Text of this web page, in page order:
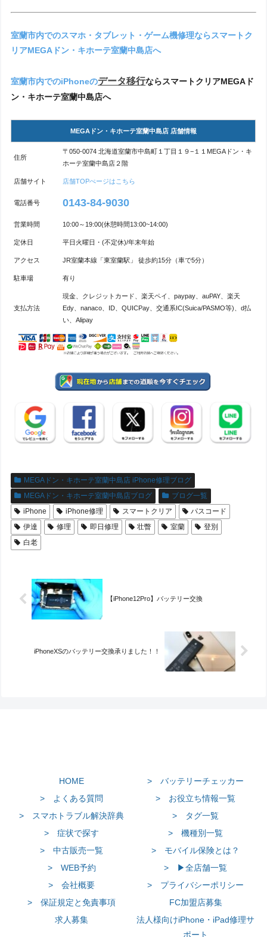
室蘭市内でのスマホ・タブレット・ゲーム機修理ならスマートク
リアMEGAドン・キホーテ室蘭中島店へ
室蘭市内でのiPhoneのデータ移行ならスマートクリアMEGAド
ン・キホーテ室蘭中島店へ
MEGAドン・キホーテ室蘭中島店 店舗情報
住所
〒050-0074 北海道室蘭市中島町１丁目１９−１１MEGAドン・キ
ホーテ室蘭中島店２階
店舗サイト 店舗TOPぺージはこちら
電話番号 0143-84-9030
営業時間 10:00～19:00(休憩時間13:00~14:00)
定休日 平日火曜日・(不定休)/年末年始
アクセス JR室蘭本線「東室蘭駅」 徒歩約15分（車で5分）
駐車場 有り
支払方法
現金、クレジットカード、楽天ペイ、paypay、auPAY、楽天
Edy、nanaco、ID、QUICPay、交通系IC(Suica/PASMO等)、d払
い、Alipay
MEGAドン・キホーテ室蘭中島店 iPhone修理ブログ
MEGAドン・キホーテ室蘭中島店ブログ
ブログ一覧
iPhone
iPhone修理 スマートクリア
パスコード
伊達
修理 即日修理 壮瞥 室蘭
登別
白老
【iPhone12Pro】バッテリー交換
iPhoneXSのバッテリー交換承りました！！
HOME
> バッテリーチェッカー
> よくある質問
> お役立ち情報一覧
> スマホトラブル解決辞典
> タグ一覧
> 症状で探す
> 機種別一覧
> 中古販売一覧
> モバイル保険とは？
> WEB予約
> ▶全店舗一覧
> 会社概要
> プライバシーポリシー
> 保証規定と免責事項
FC加盟店募集
求人募集
法人様向けiPhone・iPad修理サ
ポート